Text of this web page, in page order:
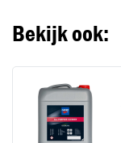
Bekijk ook: